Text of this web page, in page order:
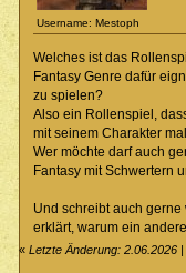
Username: Mestoph
Welches ist das
Fantasy Genre dafür
zu spielen?
Also ein Rollenspiel,
mit seinem Charakter
Wer möchte darf auch
Fantasy mit Schwertern
Und schreibt auch
erklärt, warum ein
«Letzte Änderung: 2.06.2026